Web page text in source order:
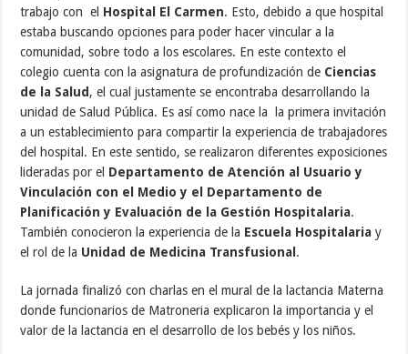
trabajo con el Hospital El Carmen. Esto, debido a que hospital
estaba buscando opciones para poder hacer vincular a la
comunidad, sobre todo a los escolares. En este contexto el
colegio cuenta con la asignatura de profundización de Ciencias
de la Salud , el cual justamente se encontraba desarrollando la
unidad de Salud Pública. Es así como nace la la primera invitación
a un establecimiento para compartir la experiencia de trabajadores
del hospital. En este sentido, se realizaron diferentes exposiciones
lideradas por el Departamento de Atención al Usuario y
Vinculación con el Medio y el Departamento de
Planificación y Evaluación de la Gestión Hospitalaria.
También conocieron la experiencia de la Escuela Hospitalaria y
el rol de la Unidad de Medicina Transfusional .
La jornada finalizó con charlas en el mural de la lactancia Materna
donde funcionarios de Matroneria explicaron la importancia y el
valor de la lactancia en el desarrollo de los bebés y los niños.